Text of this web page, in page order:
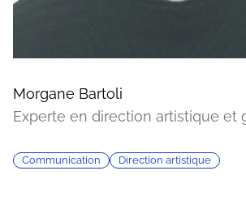
Morgane Bartoli
Experte en direction artistique et
Communication Direction artistique